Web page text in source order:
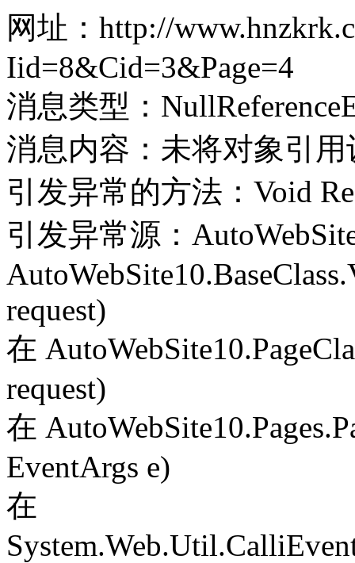
网址：http://
Iid=8&Cid=3&Page=4
消息类型：
消息内容：未将对象引
引发异常的方法：Void
引发异常源：
request)
在
request)
在
EventArgs e)
在